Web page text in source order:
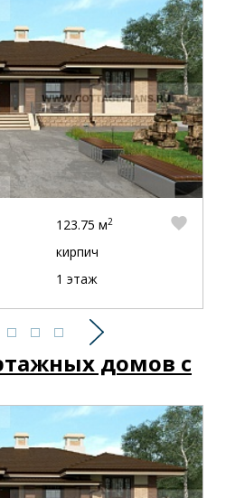
Следующий
123.75 м2
кирпич
1 этаж
домов с